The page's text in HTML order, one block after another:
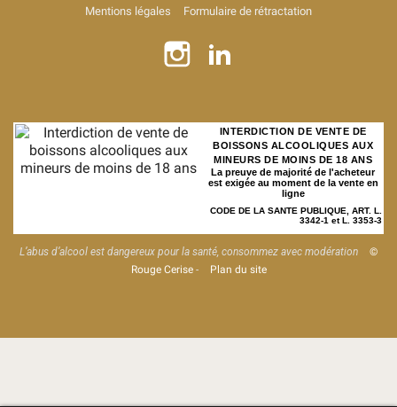
Mentions légales
Formulaire de rétractation
INTERDICTION DE VENTE DE
BOISSONS ALCOOLIQUES AUX
MINEURS DE MOINS DE 18 ANS
La preuve de majorité de l'acheteur
est exigée au moment de la vente en
ligne
CODE DE LA SANTE PUBLIQUE, ART. L.
3342-1 et L. 3353-3
L’abus d’alcool est dangereux pour la santé, consommez avec modération
©
Rouge Cerise - Plan du site